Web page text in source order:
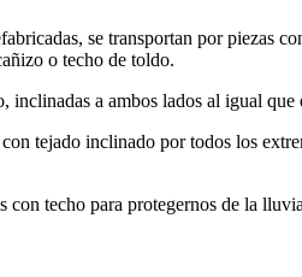
se transportan por piezas
o techo de toldo.
inclinadas a ambos lados al igual
tejado inclinado por todos los
con techo para protegernos de la